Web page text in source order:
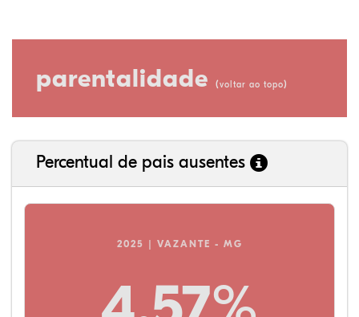
parentalidade (voltar ao topo)
Percentual de pais ausentes
2025 | VAZANTE - MG